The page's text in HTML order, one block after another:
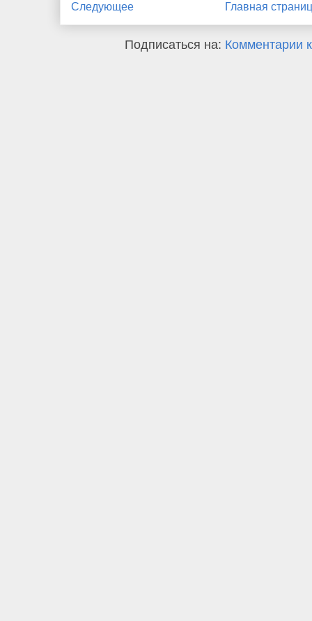
Следующее Главная
Подписаться на: Комментарии